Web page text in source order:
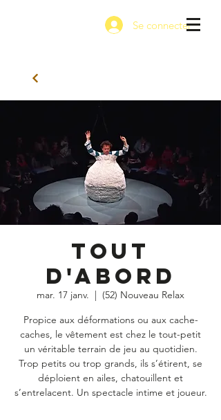
Se connecter
Tout
d'abord
mar. 17 janv.
  |
(52) Nouveau Relax
Propice aux déformations ou aux cache-
caches, le vêtement est chez le tout-petit
un véritable terrain de jeu au quotidien.
Trop petits ou trop grands, ils s’étirent, se
déploient en ailes, chatouillent et
s’entrelacent. Un spectacle intime et joueur.